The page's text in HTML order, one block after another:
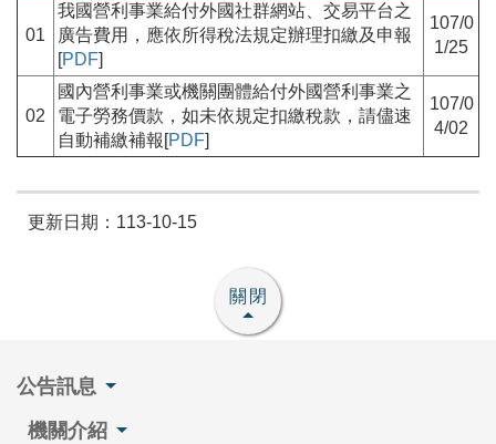
01
我國營利事業給付外國社群網站、交易平台之
廣告費用，應依所得稅法規定辦理扣繳及申報
[PDF]
107/0
1/25
02
國內營利事業或機關團體給付外國營利事業之
電子勞務價款，如未依規定扣繳稅款，請儘速
自動補繳補報[PDF]
107/0
4/02
更新日期：113-10-15
關閉
公告訊息
機關介紹